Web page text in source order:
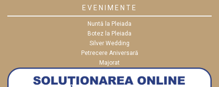
EVENIMENTE
Nuntă la Pleiada
Botez la Pleiada
Silver Wedding
Petrecere Aniversară
Majorat